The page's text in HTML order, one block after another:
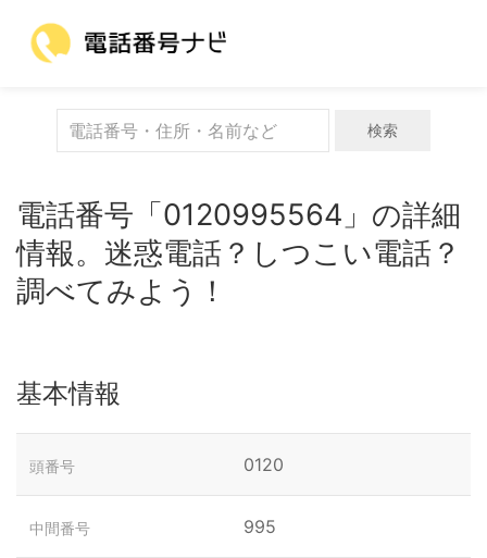
検索
電話番号「0120995564」の詳細
情報。迷惑電話？しつこい電話？
調べてみよう！
基本情報
頭番号 0120
中間番号 995